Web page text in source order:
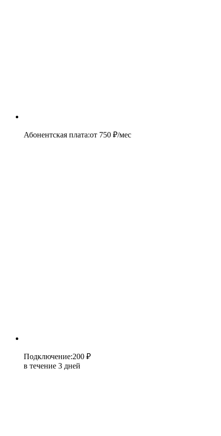
Абонентская плата:от 750 ₽/мес
Подключение:200 ₽
в течение 3 дней